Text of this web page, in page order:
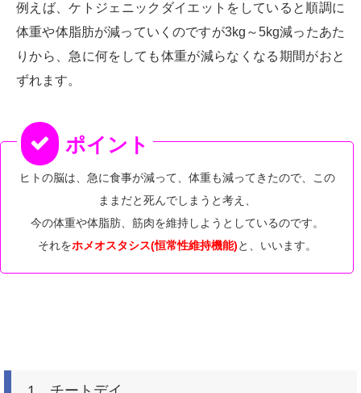
例えば、ケトジェニックダイエットをしていると順調に
体重や体脂肪が減っていくのですが3kg～5kg減ったあた
りから、急に何をしても体重が減らなくなる期間がおと
ずれます。
ヒトの脳は、急に食事が減って、体重も減ってきたので、この
ままだと死んでしまうと考え、
今の体重や体脂肪、筋肉を維持しようとしているのです。
それをホメオスタシス(恒常性維持機能)と、いいます。